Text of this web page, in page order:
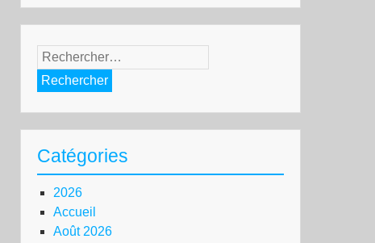
Rechercher :
Catégories
2026
Accueil
Août 2026